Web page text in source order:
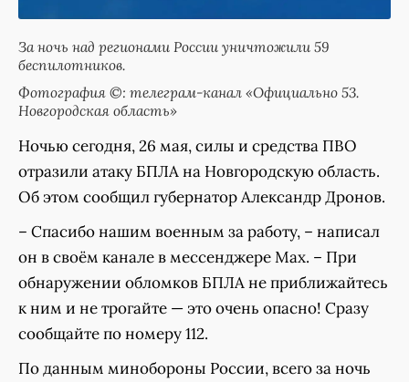
За ночь над регионами России уничтожили 59
беспилотников.
Фотография ©: телеграм-канал «Официально 53.
Новгородская область»
Ночью сегодня, 26 мая, силы и средства ПВО
отразили атаку БПЛА на Новгородскую область.
Об этом сообщил губернатор Александр Дронов.
– Спасибо нашим военным за работу, – написал
он в своём канале в мессенджере Мах. – При
обнаружении обломков БПЛА не приближайтесь
к ним и не трогайте — это очень опасно! Сразу
сообщайте по номеру 112.
По данным минобороны России, всего за ночь